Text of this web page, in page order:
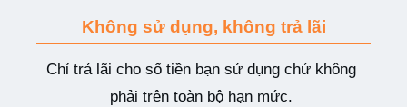
Không sử dụng, không trả lãi
Chỉ trả lãi cho số tiền bạn sử dụng chứ không
phải trên toàn bộ hạn mức.